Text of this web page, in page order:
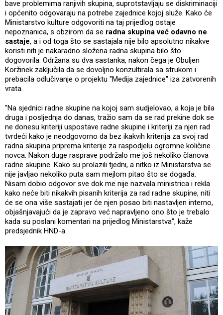
bave problemima ranjivih skupina, suprotstavljaju se diskriminaciji
i općenito odgovaraju na potrebe zajednice kojoj služe. Kako će
Ministarstvo kulture odgovoriti na taj prijedlog ostaje
nepoznanica, s obzirom da se radna skupina već odavno ne
sastaje, a i od toga što se sastajala nije bilo apsolutno nikakve
koristi niti je nakaradno složena radna skupina bilo što
dogovorila. Održana su dva sastanka, nakon čega je Obuljen
Koržinek zaključila da se dovoljno konzultirala sa strukom i
prebacila odlučivanje o projektu "Medija zajednice" iza zatvorenih
vrata.
"Na sjednici radne skupine na kojoj sam sudjelovao, a koja je bila
druga i posljednja do danas, tražio sam da se rad prekine dok se
ne donesu kriteriji uspostave radne skupine i kriteriji za njen rad
tvrdeći kako je neodgovorno da bez ikakvih kriterija za svoj rad
radna skupina priprema kriterije za raspodjelu ogromne količine
novca. Nakon duge rasprave podržalo me još nekoliko članova
radne skupine. Kako su prolazili tjedni, a nitko iz Ministarstva se
nije javljao nekoliko puta sam mejlom pitao što se događa.
Nisam dobio odgovor sve dok me nije nazvala ministrica i rekla
kako neće biti nikakvih pisanih kriterija za rad radne skupine, niti
će se ona više sastajati jer će njen posao biti nastavljen interno,
objašnjavajući da je zapravo već napravljeno ono što je trebalo
kada su poslani komentari na prijedlog Ministarstva", kaže
predsjednik HND-a.